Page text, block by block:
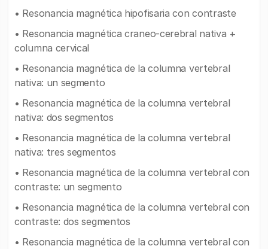
• Resonancia magnética hipofisaria con contraste
• Resonancia magnética craneo-cerebral nativa +
columna cervical
• Resonancia magnética de la columna vertebral
nativa: un segmento
• Resonancia magnética de la columna vertebral
nativa: dos segmentos
• Resonancia magnética de la columna vertebral
nativa: tres segmentos
• Resonancia magnética de la columna vertebral con
contraste: un segmento
• Resonancia magnética de la columna vertebral con
contraste: dos segmentos
• Resonancia magnética de la columna vertebral con